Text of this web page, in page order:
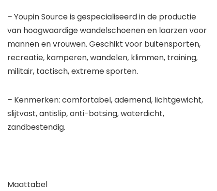
– Youpin Source is gespecialiseerd in de productie
van hoogwaardige wandelschoenen en laarzen voor
mannen en vrouwen. Geschikt voor buitensporten,
recreatie, kamperen, wandelen, klimmen, training,
militair, tactisch, extreme sporten.
– Kenmerken: comfortabel, ademend, lichtgewicht,
slijtvast, antislip, anti-botsing, waterdicht,
zandbestendig.
Maattabel